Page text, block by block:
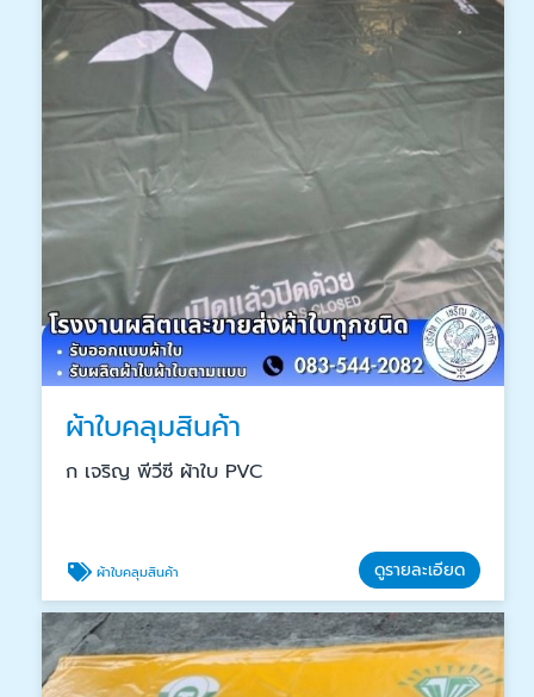
ผ้าใบคลุมสินค้า
ก เจริญ พีวีซี ผ้าใบ PVC
ผ้าใบคลุมสินค้า ดูรายละเอียด